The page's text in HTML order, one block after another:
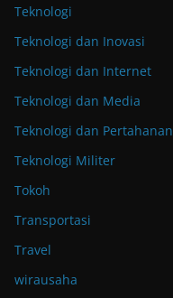
Teknologi
Teknologi dan Inovasi
Teknologi dan Internet
Teknologi dan Media
Teknologi dan Pertahanan
Teknologi Militer
Tokoh
Transportasi
Travel
wirausaha